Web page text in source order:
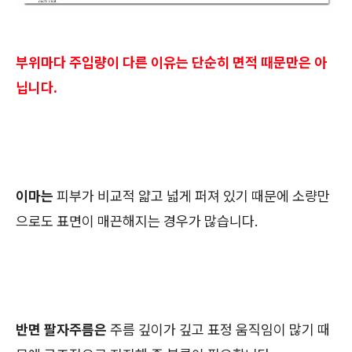
부위마다 주입량이 다른 이유는 단순히 면적 때문만은 아
닙니다.
이마는 피부가 비교적 얇고 넓게 퍼져 있기 때문에 소량만
으로도 표면이 매끈해지는 경우가 많습니다.
반면 팔자주름은 주름 깊이가 깊고 표정 움직임이 많기 때